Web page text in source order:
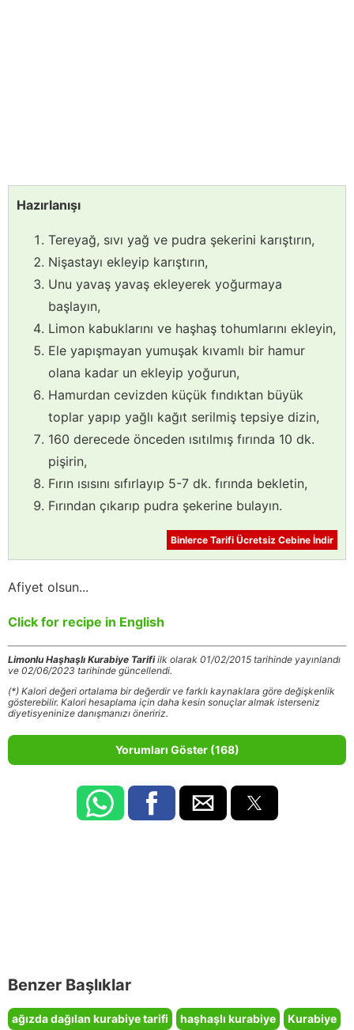
Hazırlanışı
Tereyağ, sıvı yağ ve pudra şekerini karıştırın,
Nişastayı ekleyip karıştırın,
Unu yavaş yavaş ekleyerek yoğurmaya
başlayın,
Limon kabuklarını ve haşhaş tohumlarını ekleyin,
Ele yapışmayan yumuşak kıvamlı bir hamur
olana kadar un ekleyip yoğurun,
Hamurdan cevizden küçük fındıktan büyük
toplar yapıp yağlı kağıt serilmiş tepsiye dizin,
160 derecede önceden ısıtılmış fırında 10 dk.
pişirin,
Fırın ısısını sıfırlayıp 5-7 dk. fırında bekletin,
Fırından çıkarıp pudra şekerine bulayın.
Binlerce Tarifi Ücretsiz Cebine İndir
Afiyet olsun...
Click for recipe in English
Limonlu Haşhaşlı Kurabiye Tarifiilk olarak 01/02/2015 tarihinde yayınlandı
ve 02/06/2023 tarihinde güncellendi.
(*) Kalori değeri ortalama bir değerdir ve farklı kaynaklara göre değişkenlik
gösterebilir. Kalori hesaplama için daha kesin sonuçlar almak isterseniz
diyetisyeninize danışmanızı öneririz.
Yorumları Göster (168)
Benzer Başlıklar
ağızda dağılan kurabiye tarifi haşhaşlı kurabiye
Kurabiye